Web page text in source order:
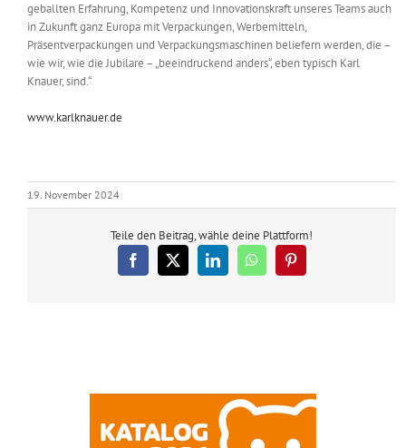
geballten Erfahrung, Kompetenz und Innovationskraft unseres Teams auch
in Zukunft ganz Europa mit Verpackungen, Werbemitteln,
Präsentverpackungen und Verpackungsmaschinen beliefern werden, die –
wie wir, wie die Jubilare – „beeindruckend anders“, eben typisch Karl
Knauer, sind.“
www.karlknauer.de
19. November 2024
Teile den Beitrag, wähle deine Plattform!
Facebook
X LinkedInWhatsAppPinterest